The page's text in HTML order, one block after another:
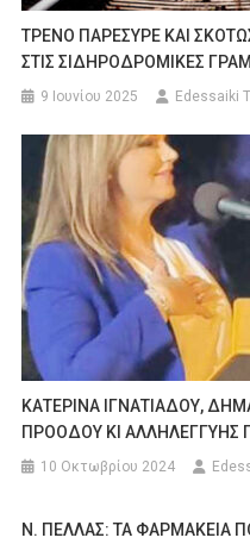
ΤΡΕΝΟ ΠΑΡΕΣΥΡΕ ΚΑΙ
ΣΤΙΣ ΣΙΔΗΡΟΔΡΟΜΙΚΕΣ
9 Ιουνίου 2025 Edessaiki
ΚΑΤΕΡΙΝΑ ΙΓΝΑΤΙΑΔΟΥ,
ΠΡΟΟΔΟΥ ΚΙ ΑΛΛΗΛΕΓΓΥΗΣ
10 Οκτωβρίου 2024
Ν. ΠΕΛΛΑΣ: ΤΑ ΦΑΡΜΑΚΕΙΑ